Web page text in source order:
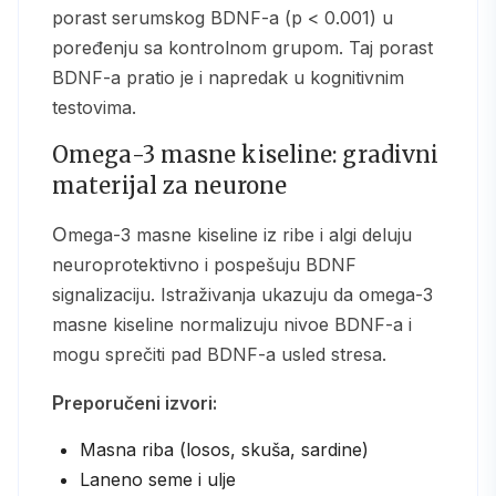
porast serumskog BDNF-a (p < 0.001) u
poređenju sa kontrolnom grupom. Taj porast
BDNF-a pratio je i napredak u kognitivnim
testovima.
Omega-3 masne kiseline: gradivni
materijal za neurone
Omega-3 masne kiseline iz ribe i algi deluju
neuroprotektivno i pospešuju BDNF
signalizaciju. Istraživanja ukazuju da omega-3
masne kiseline normalizuju nivoe BDNF-a i
mogu sprečiti pad BDNF-a usled stresa.
Preporučeni izvori:
Masna riba (losos, skuša, sardine)
Laneno seme i ulje